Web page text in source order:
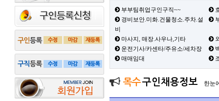
부부팀취업구인구직~~
경비보안.미화.건물청소.주차.설
비
마사지, 매장.사우나,기타
운전기사/카센타/주유소/세차장
매매임대
목수구인채용정보 한눈